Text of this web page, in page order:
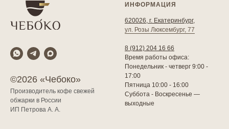
©2026 «Чебоко»
Производитель кофе свежей
обжарки в России
ИП Петрова А. А.
ИНФОРМАЦИЯ
620026, г. Екатеринбург,
ул. Розы Люксембург, 77
8 (912) 204 16 66
Время работы офиса:
Понедельник - четверг 9:00 -
17:00
Пятница 10:00 - 16:00
Суббота - Воскресенье —
выходные